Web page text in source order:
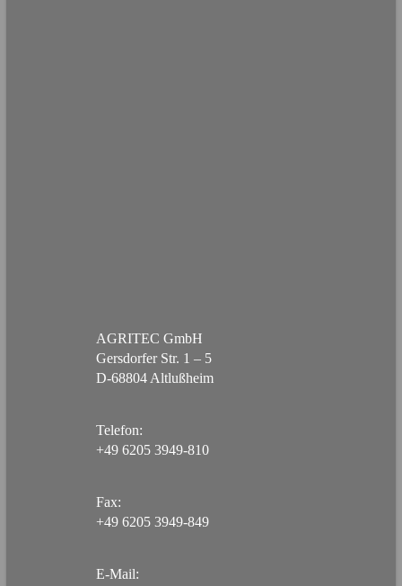
AGRITEC GmbH
Gersdorfer Str. 1 – 5
D-68804 Altlußheim
Telefon:
+49 6205 3949-810
Fax:
+49 6205 3949-849
E-Mail: